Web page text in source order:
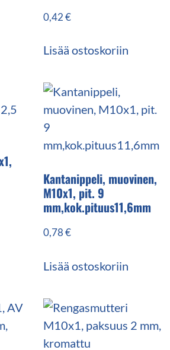
0,42€
Lisää ostoskoriin
Kantanippeli, muovinen,
M10x1, pit. 9
mm,kok.pituus11,6mm
0,78€
Lisää ostoskoriin